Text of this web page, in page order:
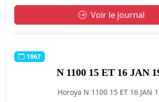
Voir le journal
1967
N 1100 15 ET 16 JAN
Horoya N 1100 15 ET 16 JAN